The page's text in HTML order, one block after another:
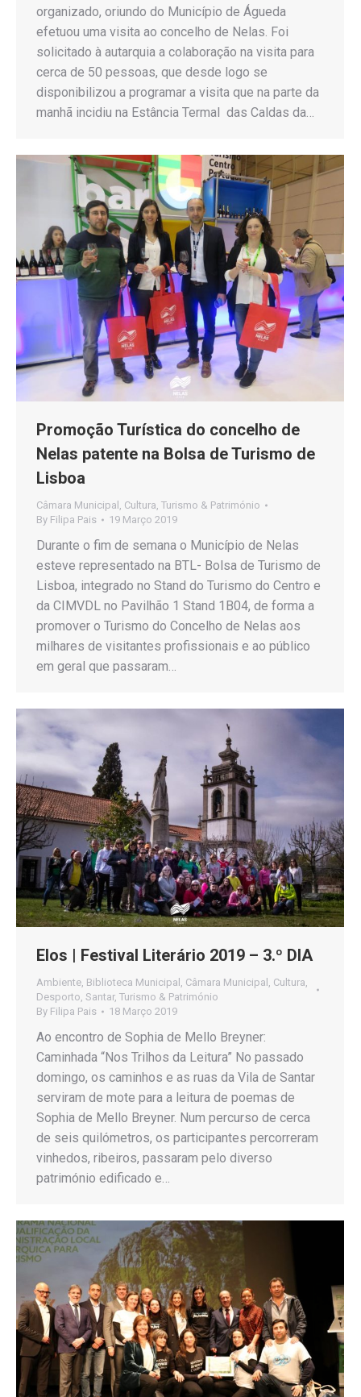
organizado, oriundo do Município de Águeda
efetuou uma visita ao concelho de Nelas. Foi
solicitado à autarquia a colaboração na visita para
cerca de 50 pessoas, que desde logo se
disponibilizou a programar a visita que na parte da
manhã incidiu na Estância Termal das Caldas da…
Promoção Turística do concelho de
Nelas patente na Bolsa de Turismo de
Lisboa
Câmara Municipal Cultura Turismo & Património
By Filipa Pais 19 Março 2019
Durante o fim de semana o Município de Nelas
esteve representado na BTL- Bolsa de Turismo de
Lisboa, integrado no Stand do Turismo do Centro e
da CIMVDL no Pavilhão 1 Stand 1B04, de forma a
promover o Turismo do Concelho de Nelas aos
milhares de visitantes profissionais e ao público
em geral que passaram…
Elos | Festival Literário 2019 – 3.º DIA
Ambiente, Biblioteca Municipal , Câmara Municipal , Cultura,
Desporto, Santar, Turismo & Património
By Filipa Pais 18 Março 2019
Ao encontro de Sophia de Mello Breyner:
Caminhada “Nos Trilhos da Leitura” No passado
domingo, os caminhos e as ruas da Vila de Santar
serviram de mote para a leitura de poemas de
Sophia de Mello Breyner. Num percurso de cerca
de seis quilómetros, os participantes percorreram
vinhedos, ribeiros, passaram pelo diverso
património edificado e…